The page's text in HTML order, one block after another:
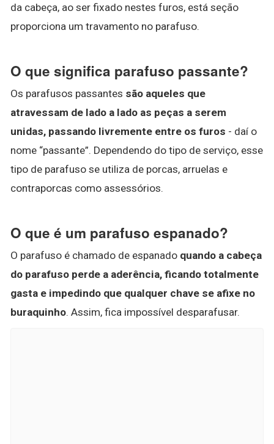
da cabeça, ao ser fixado nestes furos, está seção
proporciona um travamento no parafuso.
O que significa parafuso passante?
Os parafusos passantes são aqueles que
atravessam de lado a lado as peças a serem
unidas, passando livremente entre os furos - daí o
nome “passante”. Dependendo do tipo de serviço, esse
tipo de parafuso se utiliza de porcas, arruelas e
contraporcas como assessórios.
O que é um parafuso espanado?
O parafuso é chamado de espanado quando a cabeça
do parafuso perde a aderência, ficando totalmente
gasta e impedindo que qualquer chave se afixe no
buraquinho. Assim, fica impossível desparafusar.